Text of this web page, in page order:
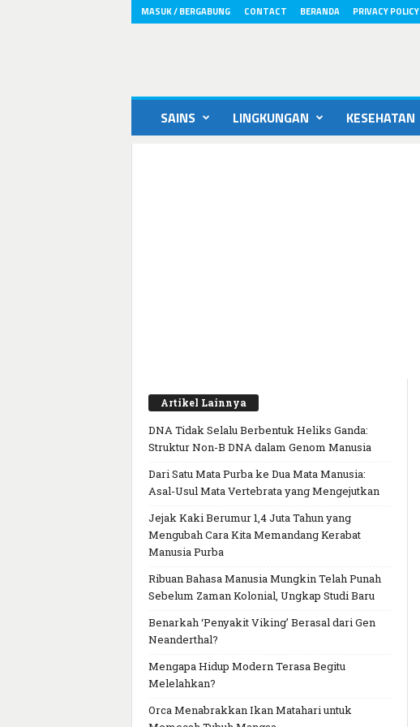
MASUK / BERGABUNG CONTACT BERANDA PRIVACY POLICY
SAINS LINGKUNGAN KESEHATAN
Artikel Lainnya
DNA Tidak Selalu Berbentuk Heliks Ganda:
Struktur Non-B DNA dalam Genom Manusia
Dari Satu Mata Purba ke Dua Mata Manusia:
Asal-Usul Mata Vertebrata yang Mengejutkan
Jejak Kaki Berumur 1,4 Juta Tahun yang
Mengubah Cara Kita Memandang Kerabat
Manusia Purba
Ribuan Bahasa Manusia Mungkin Telah Punah
Sebelum Zaman Kolonial, Ungkap Studi Baru
Benarkah ‘Penyakit Viking’ Berasal dari Gen
Neanderthal?
Mengapa Hidup Modern Terasa Begitu
Melelahkan?
Orca Menabrakkan Ikan Matahari untuk